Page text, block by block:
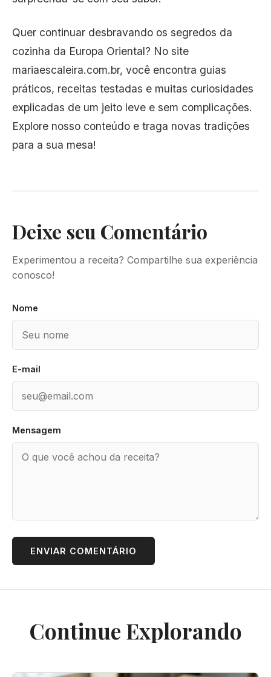
Quer continuar desbravando os segredos da
cozinha da Europa Oriental? No site
mariaescaleira.com.br, você encontra guias
práticos, receitas testadas e muitas curiosidades
explicadas de um jeito leve e sem complicações.
Explore nosso conteúdo e traga novas tradições
para a sua mesa!
Deixe seu Comentário
Experimentou a receita? Compartilhe sua experiência
conosco!
Nome
E-mail
Mensagem
ENVIAR COMENTÁRIO
Continue Explorando